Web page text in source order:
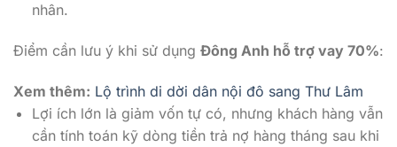
nhân.
Điểm cần lưu ý khi sử dụng Đông Anh hỗ trợ vay 70%:
Xem thêm: Lộ trình di dời dân nội đô sang Thư Lâm
Lợi ích lớn là giảm vốn tự có, nhưng khách hàng vẫn
cần tính toán kỹ dòng tiền trả nợ hàng tháng sau khi